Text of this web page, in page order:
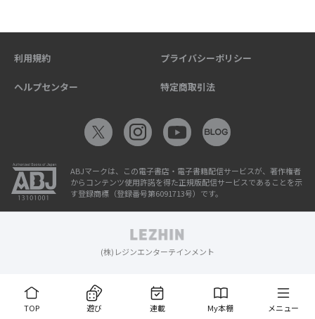
TOP 遊び 連載 My本棚 メニュー
利用規約 プライバシーポリシー
ヘルプセンター 特定商取引法
ABJマークは、この電子書店・電子書籍配信サービスが、著作権者
からコンテンツ使用許諾を得た正規版配信サービスであることを示
す登録商標（登録番号第6091713号）です。
(株)レジンエンターテインメント